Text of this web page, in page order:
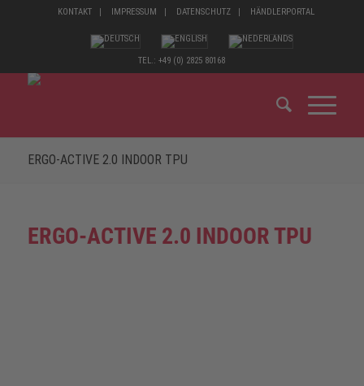
KONTAKT IMPRESSUM DATENSCHUTZ HÄNDLERPORTAL
TEL.: +49 (0) 2825 80168
ERGO-ACTIVE 2.0 INDOOR TPU
ERGO-ACTIVE 2.0 INDOOR TPU